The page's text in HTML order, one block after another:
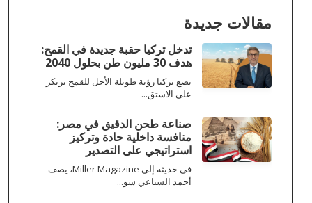
مقالات جديدة
تدخل تركيا حقبة جديدة في القمح:
هدف 30 مليون طن بحلول 2040
تضع تركيا رؤية طويلة الأجل للقمح ترتكز
على الاستق...
صناعة طحن الدقيق في مصر:
منافسة داخلية حادة وتركيز
استراتيجي على التصدير
في حديثه إلى Miller Magazine، يصف
أحمد السباعي سو...